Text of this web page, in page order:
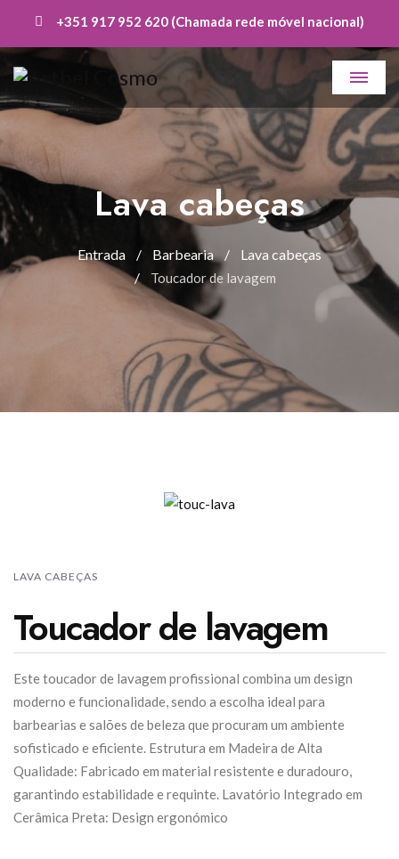
+351 917 952 620 (Chamada rede móvel nacional)
Lava cabeças
Entrada Barbearia Lava cabeças
Toucador de lavagem
LAVA CABEÇAS
Toucador de lavagem
Este toucador de lavagem profissional combina um design
moderno e funcionalidade, sendo a escolha ideal para
barbearias e salões de beleza que procuram um ambiente
sofisticado e eficiente. Estrutura em Madeira de Alta
Qualidade: Fabricado em material resistente e duradouro,
garantindo estabilidade e requinte. Lavatório Integrado em
Cerâmica Preta: Design ergonómico